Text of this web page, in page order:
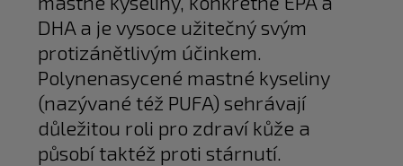
DHA a je vysoce užitečný svým
protizánětlivým účinkem.
Polynenasycené mastné kyseliny
(nazývané též PUFA) sehrávají
důležitou roli pro zdraví kůže a
působí taktéž proti stárnutí.